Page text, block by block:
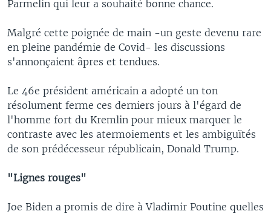
Parmelin qui leur a souhaité bonne chance.
Malgré cette poignée de main -un geste devenu rare
en pleine pandémie de Covid- les discussions
s'annonçaient âpres et tendues.
Le 46e président américain a adopté un ton
résolument ferme ces derniers jours à l'égard de
l'homme fort du Kremlin pour mieux marquer le
contraste avec les atermoiements et les ambiguïtés
de son prédécesseur républicain, Donald Trump.
"Lignes rouges"
Joe Biden a promis de dire à Vladimir Poutine quelles